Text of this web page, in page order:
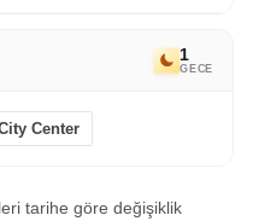
1
GECE
Center
tarihe göre değişiklik